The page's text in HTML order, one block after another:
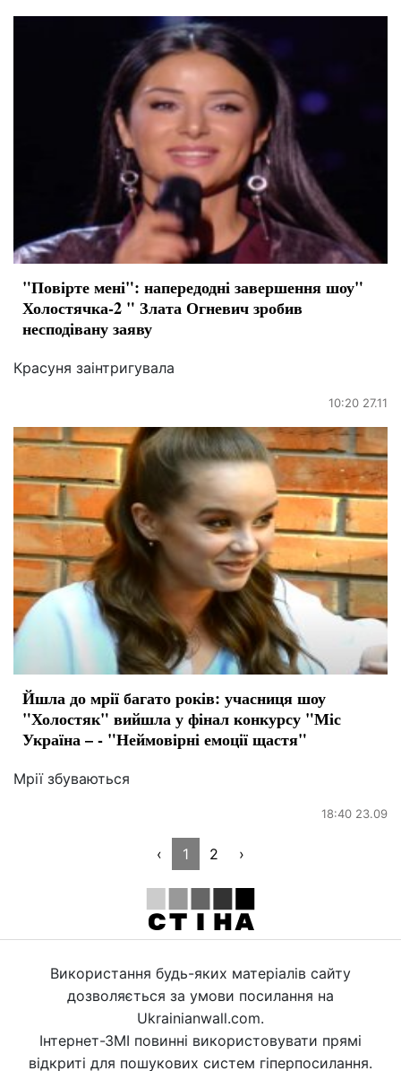
"Повірте мені": напередодні завершення шоу"
Холостячка-2 " Злата Огневич зробив
несподівану заяву
Красуня заінтригувала
10:20 27.11
Йшла до мрії багато років: учасниця шоу
"Холостяк" вийшла у фінал конкурсу "Міс
Україна – - "Неймовірні емоції щастя"
Мрії збуваються
18:40 23.09
‹ 1 2 ›
Використання будь-яких матеріалів сайту
дозволяється за умови посилання на
Ukrainianwall.com.
Інтернет-ЗМІ повинні використовувати прямі
відкриті для пошукових систем гіперпосилання.